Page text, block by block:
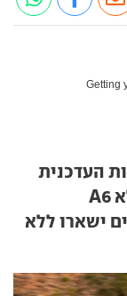
Getting
העדכנית
ישארו ללא